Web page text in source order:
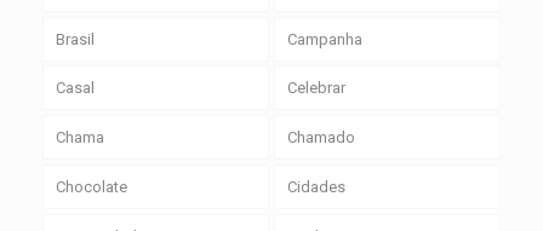
Brasil Campanha
Casal Celebrar
Chama Chamado
Chocolate Cidades